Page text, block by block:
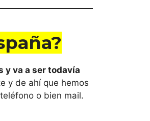
y va a ser todavía
y de ahí que hemos
o bien mail.